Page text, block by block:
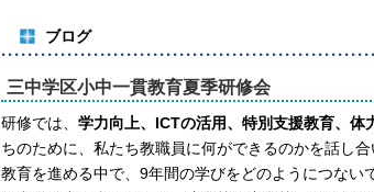
ブログ
三中学区小中一貫教育夏季研修会
研修では、 学力向上、ICTの活用、特別支援教育、体
ちのために、私たち教職員に何ができるのかを話し
教育を進める中で、9年間の学びをどのようにつない